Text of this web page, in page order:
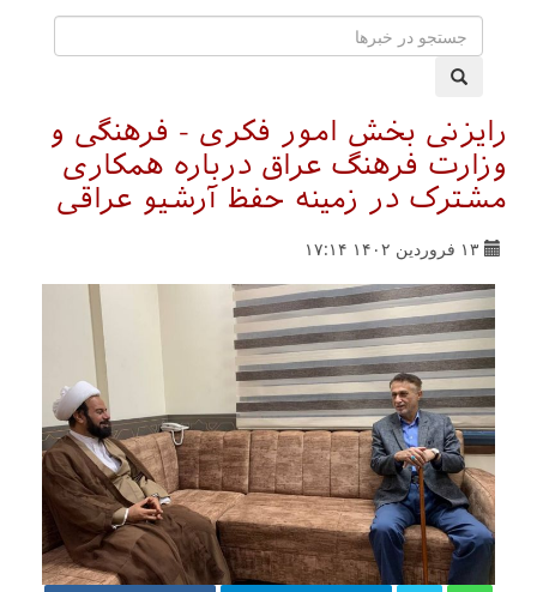
رایزنی بخش امور فکری - فرهنگی و
وزارت فرهنگ عراق درباره همکاری
مشترک در زمینه حفظ آرشیو عراقی
۱۳ فروردین ۱۴۰۲ ۱۷:۱۴